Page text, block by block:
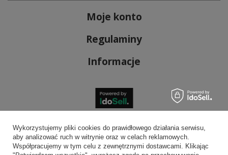
Moje konto
Regulaminy
Informacje
Bezpieczne płatności
Wykorzystujemy pliki cookies do prawidłowego działania serwisu,
aby analizować ruch w witrynie oraz w celach reklamowych.
Współpracujemy w tym celu z zewnętrznymi dostawcami. Klikając